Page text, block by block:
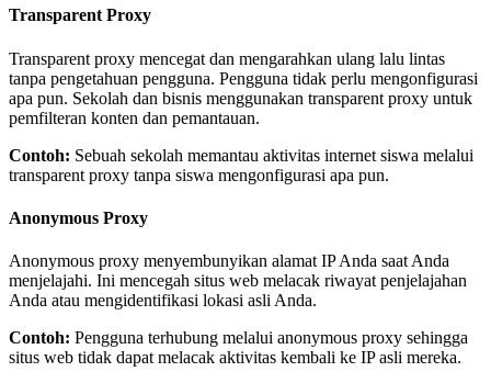
Transparent Proxy
Transparent proxy mencegat dan mengarahkan ulang lalu lintas
tanpa pengetahuan pengguna. Pengguna tidak perlu mengonfigurasi
apa pun. Sekolah dan bisnis menggunakan transparent proxy untuk
pemfilteran konten dan pemantauan.
Contoh: Sebuah sekolah memantau aktivitas internet siswa melalui
transparent proxy tanpa siswa mengonfigurasi apa pun.
Anonymous Proxy
Anonymous proxy menyembunyikan alamat IP Anda saat Anda
menjelajahi. Ini mencegah situs web melacak riwayat penjelajahan
Anda atau mengidentifikasi lokasi asli Anda.
Contoh: Pengguna terhubung melalui anonymous proxy sehingga
situs web tidak dapat melacak aktivitas kembali ke IP asli mereka.